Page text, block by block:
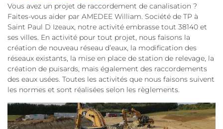
Vous avez un projet de raccordement de canalisation ?
Faites-vous aider par AMEDEE William. Société de TP à
Saint Paul D Izeaux, notre activité embrasse tout 38140 et
ses villes. En activité pour tout projet, nous faisons la
création de nouveau réseau d’eaux, la modification des
réseaux existants, la mise en place de station de relevage, la
création de puisards, mais également des raccordements
des eaux usées. Toutes les activités que nous faisons suivent
les normes et sont réalisées selon les règlements.